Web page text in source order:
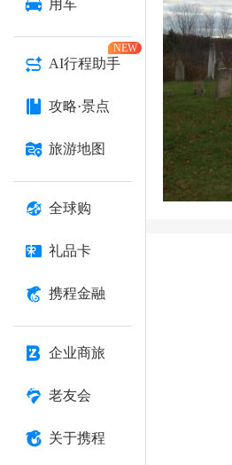
用车
AI行程助手
NEW
攻略·景点
旅游地图
全球购
礼品卡
携程金融
企业商旅
老友会
关于携程